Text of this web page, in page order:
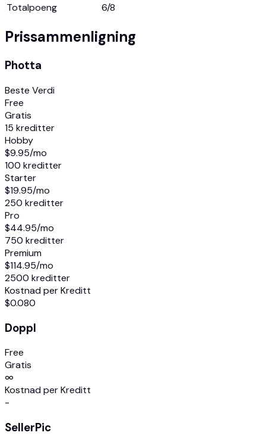
Totalpoeng
6/8
Prissammenligning
Photta
Beste Verdi
Free
Gratis
15 kreditter
Hobby
$9.95/mo
100 kreditter
Starter
$19.95/mo
250 kreditter
Pro
$44.95/mo
750 kreditter
Premium
$114.95/mo
2500 kreditter
Kostnad per Kreditt
$0.080
Doppl
Free
Gratis
∞
Kostnad per Kreditt
-
SellerPic